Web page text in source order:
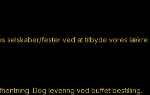
selskaber/fester ved at tilbyde vores lækre
Dog levering ved buffet bestilling.